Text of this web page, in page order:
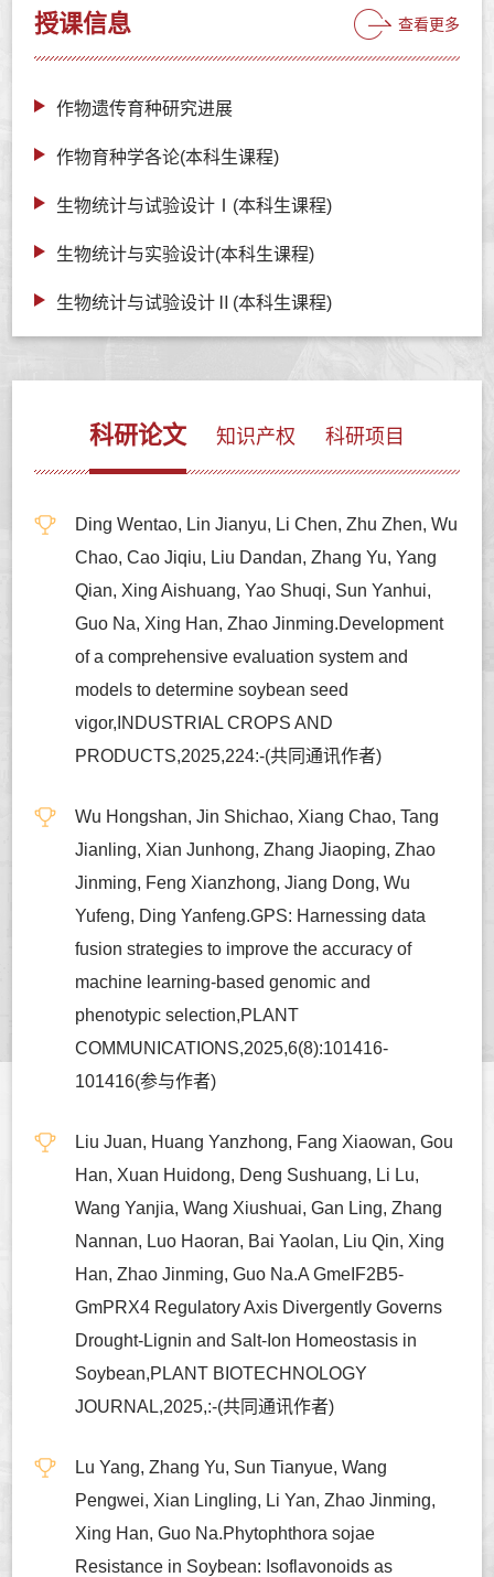
授课信息 查看更多
作物遗传育种研究进展
作物育种学各论(本科生课程)
生物统计与试验设计Ⅰ(本科生课程)
生物统计与实验设计(本科生课程)
生物统计与试验设计Ⅱ(本科生课程)
科研论文 知识产权 科研项目
Ding Wentao, Lin Jianyu, Li Chen, Zhu Zhen, Wu
Chao, Cao Jiqiu, Liu Dandan, Zhang Yu, Yang
Qian, Xing Aishuang, Yao Shuqi, Sun Yanhui,
Guo Na, Xing Han, Zhao Jinming.Development
of a comprehensive evaluation system and
models to determine soybean seed
vigor,INDUSTRIAL CROPS AND
PRODUCTS,2025,224:-(共同通讯作者)
Wu Hongshan, Jin Shichao, Xiang Chao, Tang
Jianling, Xian Junhong, Zhang Jiaoping, Zhao
Jinming, Feng Xianzhong, Jiang Dong, Wu
Yufeng, Ding Yanfeng.GPS: Harnessing data
fusion strategies to improve the accuracy of
machine learning-based genomic and
phenotypic selection,PLANT
COMMUNICATIONS,2025,6(8):101416-
101416(参与作者)
Liu Juan, Huang Yanzhong, Fang Xiaowan, Gou
Han, Xuan Huidong, Deng Sushuang, Li Lu,
Wang Yanjia, Wang Xiushuai, Gan Ling, Zhang
Nannan, Luo Haoran, Bai Yaolan, Liu Qin, Xing
Han, Zhao Jinming, Guo Na.A GmeIF2B5-
GmPRX4 Regulatory Axis Divergently Governs
Drought-Lignin and Salt-Ion Homeostasis in
Soybean,PLANT BIOTECHNOLOGY
JOURNAL,2025,:-(共同通讯作者)
Lu Yang, Zhang Yu, Sun Tianyue, Wang
Pengwei, Xian Lingling, Li Yan, Zhao Jinming,
Xing Han, Guo Na.Phytophthora sojae
Resistance in Soybean: Isoflavonoids as